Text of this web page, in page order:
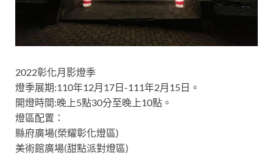
2022彰化月影燈季
燈季展期:110年12月17日-111年2月15日。
開燈時間:晚上5點30分至晚上10點。
燈區配置：
縣府廣場(榮耀彰化燈區)
美術館廣場(甜點派對燈區)